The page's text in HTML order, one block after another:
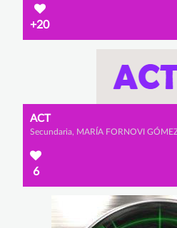
+20
ACT
6